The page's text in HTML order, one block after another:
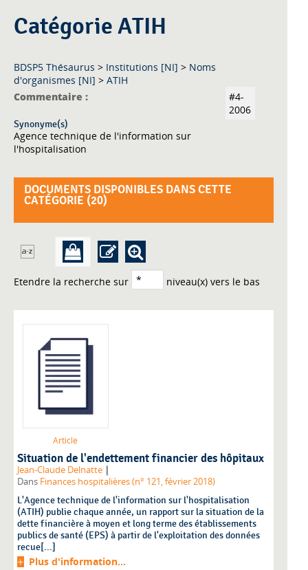
Catégorie ATIH
BDSP5 Thésaurus > Institutions [NI] > Noms
d'organismes [NI] > ATIH
Commentaire :
#4-
2006
Synonyme(s)
Agence technique de l'information sur
l'hospitalisation
DOCUMENTS DISPONIBLES DANS CETTE
CATÉGORIE (20)
Etendre la recherche sur niveau(x) vers le bas
Article
Situation de l'endettement financier des hôpitaux
Jean-Claude Delnatte |
Dans Finances hospitalières (n° 121, février 2018)
L'Agence technique de l'information sur l'hospitalisation
(ATIH) publie chaque année, un rapport sur la situation de la
dette financière à moyen et long terme des établissements
publics de santé (EPS) à partir de l'exploitation des données
recue[...]
Plus d'information...